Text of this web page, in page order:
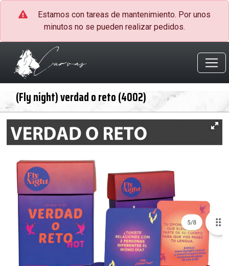
Estamos con tareas de mantenimiento. Por unos
minutos no se pueden realizar pedidos.
(Fly night) verdad o reto (4002)